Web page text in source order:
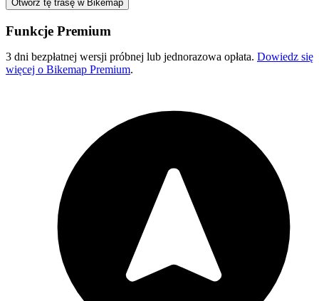
Otwórz tę trasę w Bikemap
Funkcje Premium
3 dni bezpłatnej wersji próbnej lub jednorazowa opłata. Dowiedz się
więcej o Bikemap Premium.